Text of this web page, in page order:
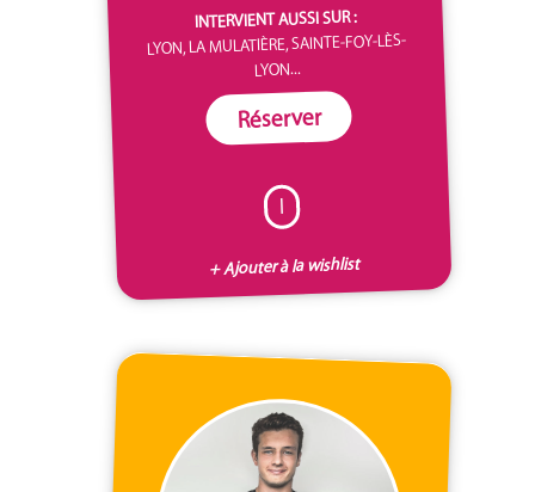
INTERVIENT AUSSI SUR :
LYON, LA MULATIÈRE, SAINTE-FOY-LÈS-
LYON...
Réserver
I
+ Ajouter à la wishlist